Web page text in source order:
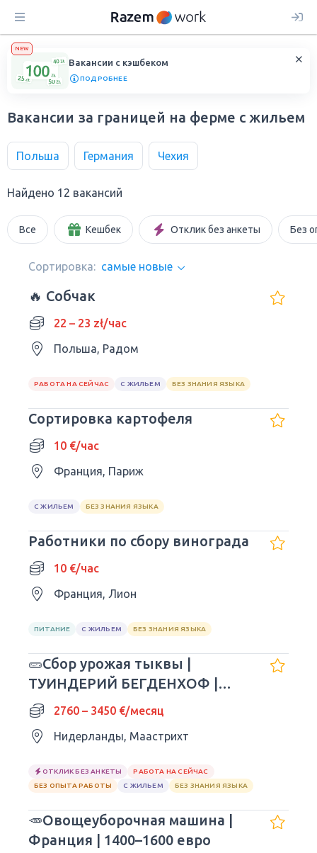
NEW
Вакансии с кэшбеком
ПОДРОБНЕЕ
Вакансии за границей на ферме с жильем
Польша Германия Чехия
Найдено 12 вакансий
Все Кешбек Отклик без анкеты Без
Сортировка: самые новые
🔥 Собчак
22 – 23 zł/час
Польша, Радом
РАБОТА НА СЕЙЧАС С ЖИЛЬЕМ БЕЗ ЗНАНИЯ ЯЗЫКА
Сортировка картофеля
10 €/час
Франция, Париж
С ЖИЛЬЕМ БЕЗ ЗНАНИЯ ЯЗЫКА
Работники по сбору винограда
10 €/час
Франция, Лион
ПИТАНИЕ С ЖИЛЬЕМ БЕЗ ЗНАНИЯ ЯЗЫКА
🥒Сбор урожая тыквы |
ТУИНДЕРИЙ БЕГДЕНХОФ |
Сезон 2026 г.
2760 – 3450 €/месяц
Нидерланды, Маастрихт
ОТКЛИК БЕЗ АНКЕТЫ
РАБОТА НА СЕЙЧАС
БЕЗ ОПЫТА РАБОТЫ
С ЖИЛЬЕМ БЕЗ ЗНАНИЯ ЯЗЫКА
🥕Овощеуборочная машина |
Франция | 1400–1600 евро